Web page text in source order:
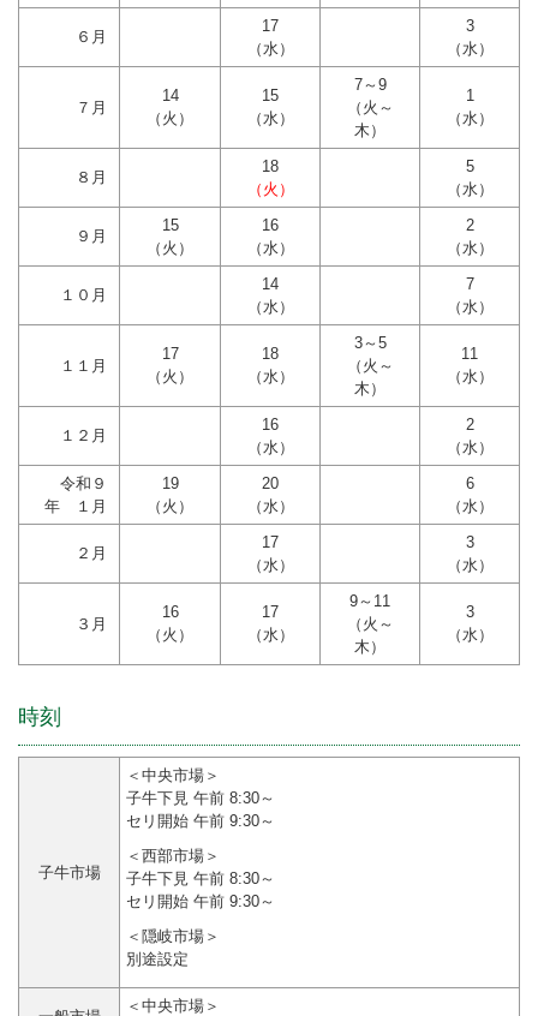
６月
17
（水）
3
（水）
７月
14
（火）
15
（水）
7～9
（火～
木）
1
（水）
８月
18
（火）
5
（水）
９月
15
（火）
16
（水）
2
（水）
１０月
14
（水）
7
（水）
１１月
17
（火）
18
（水）
3～5
（火～
木）
11
（水）
１２月
16
（水）
2
（水）
令和９
年 １月
19
（火）
20
（水）
6
（水）
２月
17
（水）
3
（水）
３月
16
（火）
17
（水）
9～11
（火～
木）
3
（水）
時刻
子牛市場
＜中央市場＞
子牛下見 午前 8:30～
セリ開始 午前 9:30～
＜西部市場＞
子牛下見 午前 8:30～
セリ開始 午前 9:30～
＜隠岐市場＞
別途設定
＜中央市場＞